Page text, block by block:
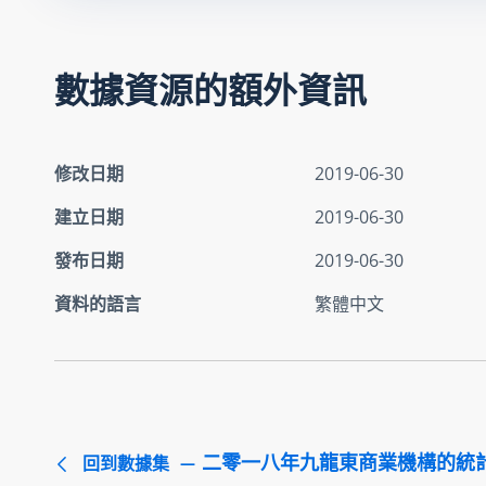
數據資源的額外資訊
修改日期
2019-06-30
建立日期
2019-06-30
發布日期
2019-06-30
資料的語言
繁體中文
回到數據集 二零一八年九龍東商業機構的統